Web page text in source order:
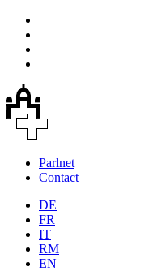
Parlnet
Contact
DE
FR
IT
RM
EN